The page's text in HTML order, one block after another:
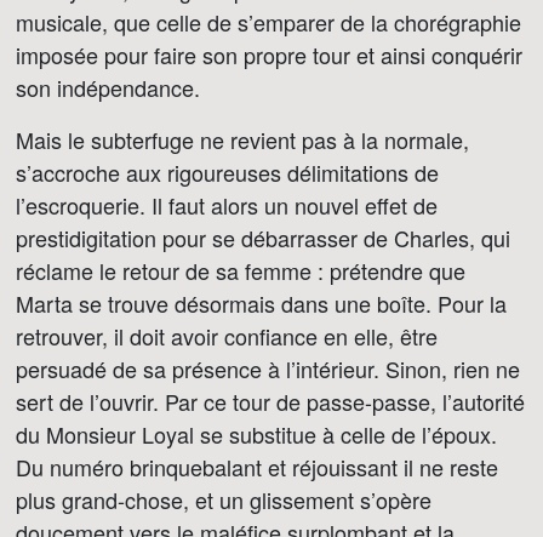
musicale, que celle de s’emparer de la chorégraphie
imposée pour faire son propre tour et ainsi conquérir
son indépendance.
Mais le subterfuge ne revient pas à la normale,
s’accroche aux rigoureuses délimitations de
l’escroquerie. Il faut alors un nouvel effet de
prestidigitation pour se débarrasser de Charles, qui
réclame le retour de sa femme : prétendre que
Marta se trouve désormais dans une boîte. Pour la
retrouver, il doit avoir confiance en elle, être
persuadé de sa présence à l’intérieur. Sinon, rien ne
sert de l’ouvrir. Par ce tour de passe-passe, l’autorité
du Monsieur Loyal se substitue à celle de l’époux.
Du numéro brinquebalant et réjouissant il ne reste
plus grand-chose, et un glissement s’opère